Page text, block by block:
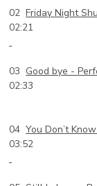
02Friday Night
02:21
03 Good bye -
02:33
04You Don’t
03:52